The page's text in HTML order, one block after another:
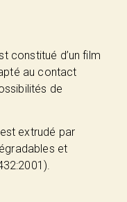
constitué d’un film
au contact
de
extrudé par
et